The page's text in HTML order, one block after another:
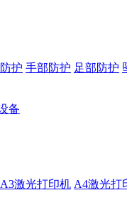
护 手部防护 足部防护
备
A3激光打印机 A4激光打